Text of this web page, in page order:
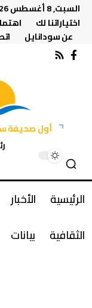
السبت, 8 أغسطس 2026
اختياراتنا لك
عن سودانايل
أول صحيفة
الرئيسية الأخبار
الثقافية
بيانات